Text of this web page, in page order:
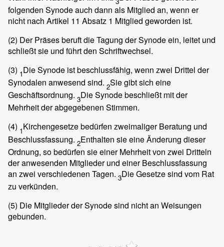
folgenden Synode auch dann als Mitglied an, wenn er
nicht nach Artikel 11 Absatz 1 Mitglied geworden ist.
(2) Der Präses beruft die Tagung der Synode ein, leitet und
schließt sie und führt den Schriftwechsel.
(3) 1Die Synode ist beschlussfähig, wenn zwei Drittel der
Synodalen anwesend sind. 2Sie gibt sich eine
Geschäftsordnung. 3Die Synode beschließt mit der
Mehrheit der abgegebenen Stimmen.
(4) 1Kirchengesetze bedürfen zweimaliger Beratung und
Beschlussfassung. 2Enthalten sie eine Änderung dieser
Ordnung, so bedürfen sie einer Mehrheit von zwei Dritteln
der anwesenden Mitglieder und einer Beschlussfassung
an zwei verschiedenen Tagen. 3Die Gesetze sind vom Rat
zu verkünden.
(5) Die Mitglieder der Synode sind nicht an Weisungen
gebunden.